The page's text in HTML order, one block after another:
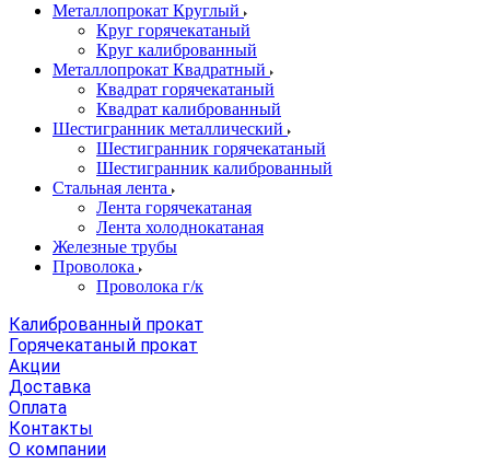
Металлопрокат Круглый
Круг горячекатаный
Круг калиброванный
Металлопрокат Квадратный
Квадрат горячекатаный
Квадрат калиброванный
Шестигранник металлический
Шестигранник горячекатаный
Шестигранник калиброванный
Стальная лента
Лента горячекатаная
Лента холоднокатаная
Железные трубы
Проволока
Проволока г/к
Калиброванный прокат
Горячекатаный прокат
Акции
Доставка
Оплата
Контакты
О компании